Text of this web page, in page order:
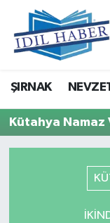
ŞIRNAK
Kütahya
Nöbetçi
Hava Durumu
Trafik